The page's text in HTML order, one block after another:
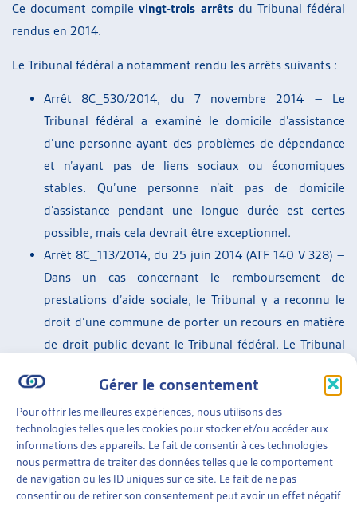
Gérer le consentement
Pour offrir les meilleures expériences, nous utilisons des
technologies telles que les cookies pour stocker et/ou accéder aux
informations des appareils. Le fait de consentir à ces technologies
nous permettra de traiter des données telles que le comportement
de navigation ou les ID uniques sur ce site. Le fait de ne pas
consentir ou de retirer son consentement peut avoir un effet négatif
Ce document compilevingt-trois arrêtsdu Tribunal fédéral
rendus en 2014.
Le Tribunal fédéral a notamment rendu les arrêts suivants :
Arrêt 8C_530/2014, du 7 novembre 2014 – Le
Tribunal fédéral a examiné le domicile d’assistance
d’une personne ayant des problèmes de dépendance
et n’ayant pas de liens sociaux ou économiques
stables. Qu’une personne n’ait pas de domicile
d’assistance pendant une longue durée est certes
possible, mais cela devrait être exceptionnel.
Arrêt 8C_113/2014, du 25 juin 2014 (ATF 140 V 328) –
Dans un cas concernant le remboursement de
prestations d’aide sociale, le Tribunal y a reconnu le
droit d’une commune de porter un recours en matière
de droit public devant le Tribunal fédéral. Le Tribunal
de la qualité pour recourir d’une commune dans la
procédure cantonale.
Arrêt 8C_239/2014, du 14 mai 2014 – Quand il s’agit
d’examiner la question de l’effet suspensif d’un
recours contre une décision de suppression de l’aide
sociale, il ne faut pas regarder seulement les chances